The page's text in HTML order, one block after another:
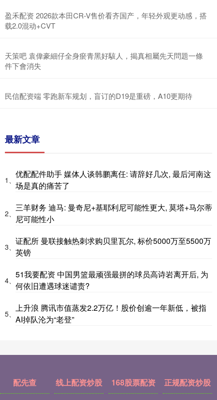
盈禾配资 2026款本田CR-V售价看齐国产，年轻外观更动感，搭
载2.0混动+CVT
天策吧 袁偉豪細仔全身瘀青黑好駭人，揭真相屬先天問題一條
件下會消失
民信配资端 零跑新车规划，盲订的D19是重磅，A10更期待
最新文章
1、
优配配件助手 媒体人谈韩鹏离任: 请辞好几次, 最后河南这
场是真的痛苦了
2、
三羊财务 迪马: 曼奇尼+基耶利尼可能性更大, 莫塔+马尔蒂
尼可能性小
3、
证配所 曼联接触热刺求购贝里瓦尔, 标价5000万至5500万
英镑
4、
51我要配资 中国男篮最顽强最拼的球员高诗岩离开后, 为
何依旧遭遇球迷谴责?
5、
上升浪 腾讯市值蒸发2.2万亿！股价创逾一年新低，被指
AI掉队沦为“老登”
配先查 线上配资炒股 168股票配资 正规配资炒股